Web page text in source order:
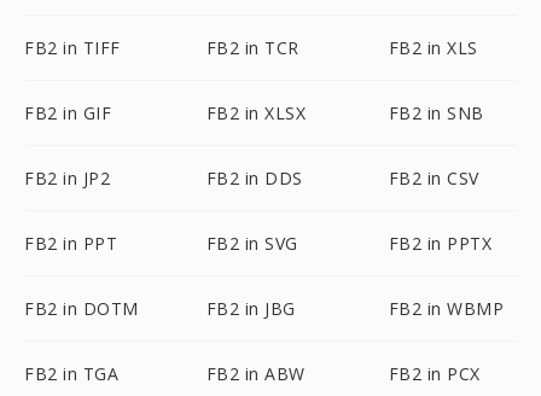
FB2 in TIFF FB2 in TCR FB2 in XLS
FB2 in GIF FB2 in XLSX FB2 in SNB
FB2 in JP2 FB2 in DDS FB2 in CSV
FB2 in PPT FB2 in SVG FB2 in PPTX
FB2 in DOTM FB2 in JBG FB2 in WBMP
FB2 in TGA FB2 in ABW FB2 in PCX